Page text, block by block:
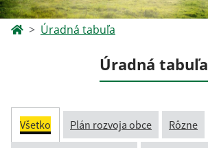
Úradná tabuľa
Úradná tabuľa
Všetko Plán rozvoja obce Rôzne